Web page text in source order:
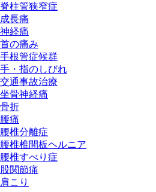
脊柱管狭窄症
成長痛
神経痛
首の痛み
手根管症候群
手・指のしびれ
交通事故治療
坐骨神経痛
骨折
腰痛
腰椎分離症
腰椎椎間板ヘルニア
腰椎すべり症
股関節痛
肩こり